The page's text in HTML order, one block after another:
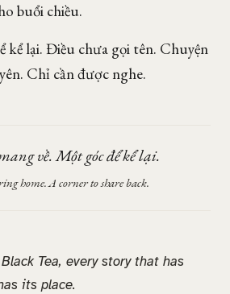
buổi chiều.
kể lại. Điều chưa gọi tên. Chuyện
Chỉ cần được nghe.
về. Một góc để kể lại.
home. A corner to share back.
Tea, every story that has
its place.